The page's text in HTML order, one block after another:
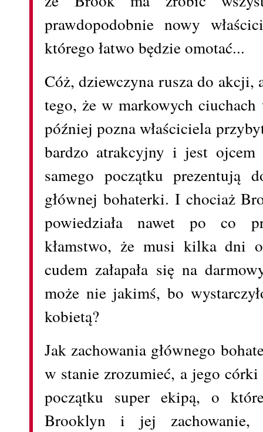
prawdopodobnie nowy
którego łatwo będzie omotać...
Cóż, dziewczyna rusza do akcji,
tego, że w markowych
później pozna właściciela
bardzo atrakcyjny i jest
samego początku prezentują
głównej bohaterki. I chociaż
powiedziała nawet po co
kłamstwo, że musi kilka dni
cudem załapała się na
może nie jakimś, bo
kobietą?
Jak zachowania głównego
w stanie zrozumieć, a jego
początku super ekipą, o
Brooklyn i jej